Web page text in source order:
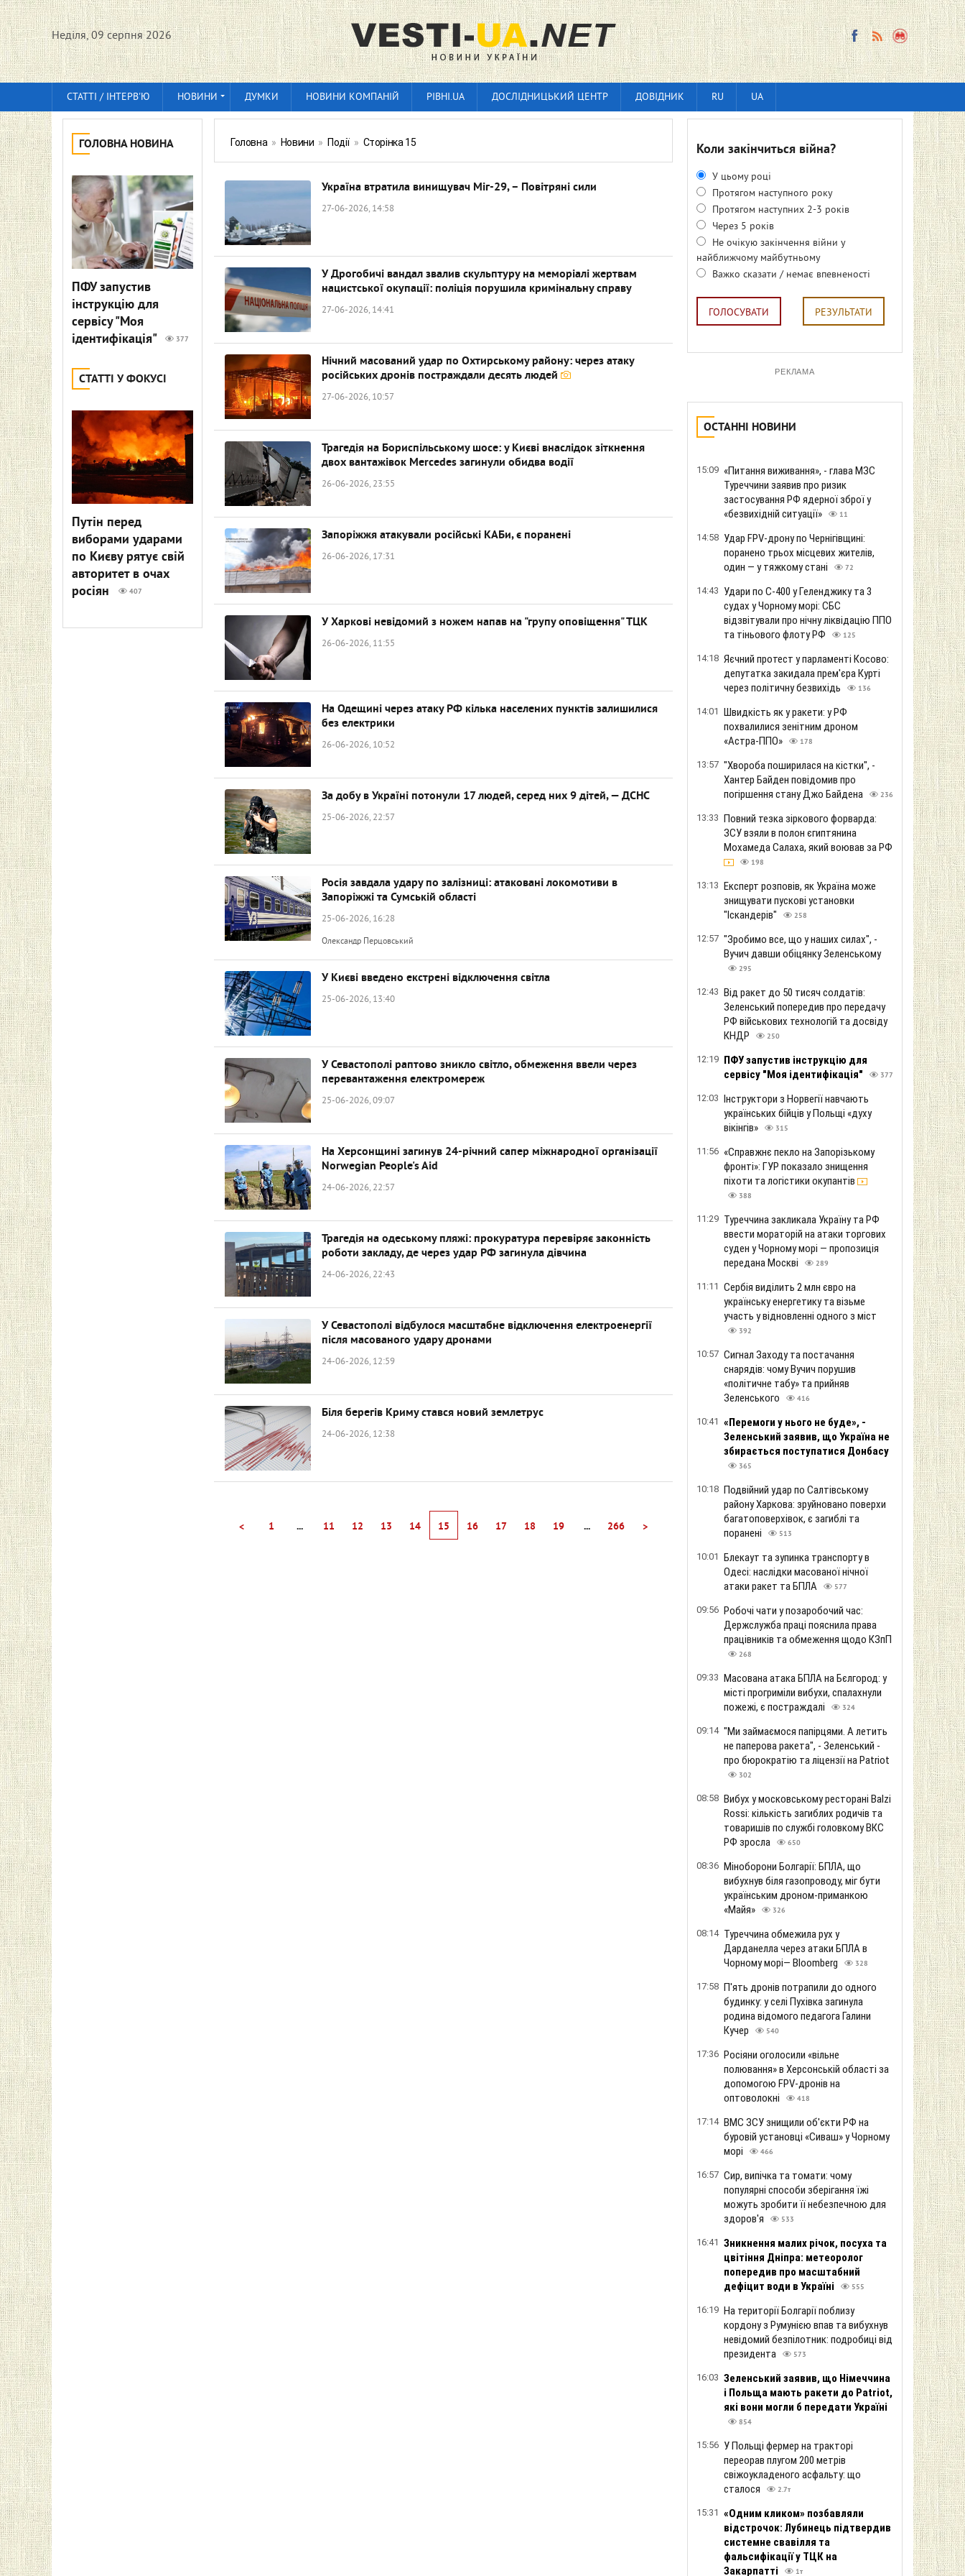
Неділя, 09 серпня 2026
СТАТТІ / ІНТЕРВ'Ю НОВИНИ ДУМКИ НОВИНИ КОМПАНІЙ РІВНІ.UA ДОСЛІДНИЦЬКИЙ ЦЕНТР ДОВІДНИК RU UA
ГОЛОВНА НОВИНА
ПФУ запустив
інструкцію для
сервісу "Моя
ідентифікація"
377
СТАТТІ У ФОКУСІ
Путін перед
виборами ударами
по Києву рятує свій
авторитет в очах
росіян
407
Головна » Новини » Події » Сторінка 15
Україна втратила винищувач Міг-29, – Повітряні сили
27-06-2026, 14:58
У Дрогобичі вандал звалив скульптуру на меморіалі жертвам
нацистської окупації: поліція порушила кримінальну справу
27-06-2026, 14:41
Нічний масований удар по Охтирському району: через атаку
російських дронів постраждали десять людей
27-06-2026, 10:57
Трагедія на Бориспільському шосе: у Києві внаслідок зіткнення
двох вантажівок Mercedes загинули обидва водії
26-06-2026, 23:55
Запоріжжя атакували російські КАБи, є поранені
26-06-2026, 17:31
У Харкові невідомий з ножем напав на "групу оповіщення" ТЦК
26-06-2026, 11:55
На Одещині через атаку РФ кілька населених пунктів залишилися
без електрики
26-06-2026, 10:52
За добу в Україні потонули 17 людей, серед них 9 дітей, — ДСНС
25-06-2026, 22:57
Росія завдала удару по залізниці: атаковані локомотиви в
Запоріжжі та Сумській області
25-06-2026, 16:28
Олександр Перцовський
У Києві введено екстрені відключення світла
25-06-2026, 13:40
У Севастополі раптово зникло світло, обмеження ввели через
перевантаження електромереж
25-06-2026, 09:07
На Херсонщині загинув 24-річний сапер міжнародної організації
Norwegian People's Aid
24-06-2026, 22:57
Трагедія на одеському пляжі: прокуратура перевіряє законність
роботи закладу, де через удар РФ загинула дівчина
24-06-2026, 22:43
У Севастополі відбулося масштабне відключення електроенергії
після масованого удару дронами
24-06-2026, 12:59
Біля берегів Криму стався новий землетрус
24-06-2026, 12:38
< 1 ... 11 12 13 14 15 16 17 18 19 ... 266 >
Коли закінчиться війна?
У цьому році
Протягом наступного року
Протягом наступних 2-3 років
Через 5 років
Не очікую закінчення війни у
найближчому майбутньому
Важко сказати / немає впевненості
ГОЛОСУВАТИ РЕЗУЛЬТАТИ
РЕКЛАМА
ОСТАННІ НОВИНИ
15:09 «Питання виживання», - глава МЗС
Туреччини заявив про ризик
застосування РФ ядерної зброї у
«безвихідній ситуації»
11
14:58 Удар FPV-дрону по Чернігівщині:
поранено трьох місцевих жителів,
один — у тяжкому стані
72
14:43 Удари по С-400 у Геленджику та 3
судах у Чорному морі: СБС
відзвітували про нічну ліквідацію ППО
та тіньового флоту РФ
125
14:18 Яєчний протест у парламенті Косово:
депутатка закидала прем'єра Курті
через політичну безвихідь
136
14:01 Швидкість як у ракети: у РФ
похвалилися зенітним дроном
«Астра-ППО»
178
13:57 "Хвороба поширилася на кістки", -
Хантер Байден повідомив про
погіршення стану Джо Байдена
236
13:33 Повний тезка зіркового форварда:
ЗСУ взяли в полон єгиптянина
Мохамеда Салаха, який воював за РФ
198
13:13 Експерт розповів, як Україна може
знищувати пускові установки
"Іскандерів"
258
12:57 "Зробимо все, що у наших силах", -
Вучич давши обіцянку Зеленському
295
12:43 Від ракет до 50 тисяч солдатів:
Зеленський попередив про передачу
РФ військових технологій та досвіду
КНДР
250
12:19 ПФУ запустив інструкцію для
сервісу "Моя ідентифікація"
377
12:03 Інструктори з Норвегії навчають
українських бійців у Польщі «духу
вікінгів»
315
11:56 «Справжнє пекло на Запорізькому
фронті»: ГУР показало знищення
піхоти та логістики окупантів
388
11:29 Туреччина закликала Україну та РФ
ввести мораторій на атаки торгових
суден у Чорному морі — пропозиція
передана Москві
289
11:11 Сербія виділить 2 млн євро на
українську енергетику та візьме
участь у відновленні одного з міст
392
10:57 Сигнал Заходу та постачання
снарядів: чому Вучич порушив
«політичне табу» та прийняв
Зеленського
416
10:41 «Перемоги у нього не буде», -
Зеленський заявив, що Україна не
збирається поступатися Донбасу
365
10:18 Подвійний удар по Салтівському
району Харкова: зруйновано поверхи
багатоповерхівок, є загиблі та
поранені
513
10:01 Блекаут та зупинка транспорту в
Одесі: наслідки масованої нічної
атаки ракет та БПЛА
577
09:56 Робочі чати у позаробочий час:
Держслужба праці пояснила права
працівників та обмеження щодо КЗпП
268
09:33 Масована атака БПЛА на Бєлгород: у
місті прогриміли вибухи, спалахнули
пожежі, є постраждалі
324
09:14 "Ми займаємося папірцями. А летить
не паперова ракета", - Зеленський -
про бюрократію та ліцензії на Patriot
302
08:58 Вибух у московському ресторані Balzi
Rossi: кількість загиблих родичів та
товаришів по службі головкому ВКС
РФ зросла
650
08:36 Міноборони Болгарії: БПЛА, що
вибухнув біля газопроводу, міг бути
українським дроном-приманкою
«Майя»
326
08:14 Туреччина обмежила рух у
Дарданелла через атаки БПЛА в
Чорному морі— Bloomberg
328
17:58 П'ять дронів потрапили до одного
будинку: у селі Пухівка загинула
родина відомого педагога Галини
Кучер
540
17:36 Росіяни оголосили «вільне
полювання» в Херсонській області за
допомогою FPV-дронів на
оптоволокні
418
17:14 ВМС ЗСУ знищили об'єкти РФ на
буровій установці «Сиваш» у Чорному
морі
466
16:57 Сир, випічка та томати: чому
популярні способи зберігання їжі
можуть зробити її небезпечною для
здоров'я
533
16:41 Зникнення малих річок, посуха та
цвітіння Дніпра: метеоролог
попередив про масштабний
дефіцит води в Україні
555
16:19 На території Болгарії поблизу
кордону з Румунією впав та вибухнув
невідомий безпілотник: подробиці від
президента
573
16:03 Зеленський заявив, що Німеччина
і Польща мають ракети до Patriot,
які вони могли б передати Україні
854
15:56 У Польщі фермер на тракторі
переорав плугом 200 метрів
свіжоукладеного асфальту: що
сталося
2.7т
15:31 «Одним кликом» позбавляли
відстрочок: Лубинець підтвердив
системне свавілля та
фальсифікації у ТЦК на
Закарпатті
1т